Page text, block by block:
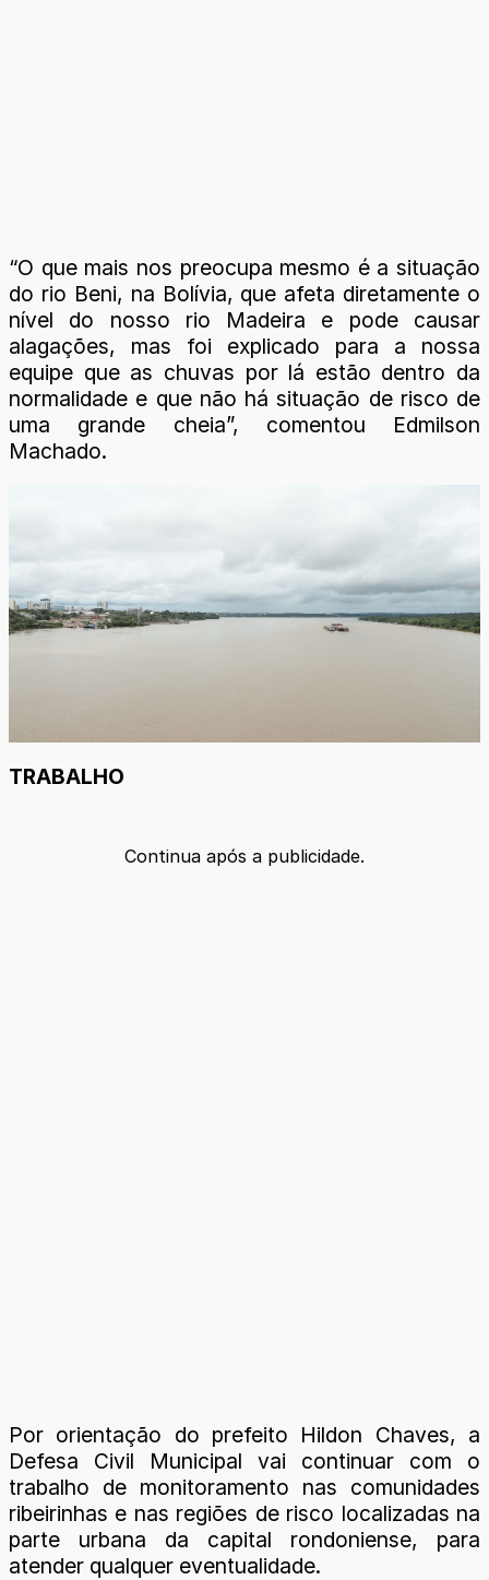
“O que mais nos preocupa mesmo é a situação
do rio Beni, na Bolívia, que afeta diretamente o
nível do nosso rio Madeira e pode causar
alagações, mas foi explicado para a nossa
equipe que as chuvas por lá estão dentro da
normalidade e que não há situação de risco de
uma grande cheia”, comentou Edmilson
Machado.
TRABALHO
Continua após a publicidade.
Por orientação do prefeito Hildon Chaves, a
Defesa Civil Municipal vai continuar com o
trabalho de monitoramento nas comunidades
ribeirinhas e nas regiões de risco localizadas na
parte urbana da capital rondoniense, para
atender qualquer eventualidade.